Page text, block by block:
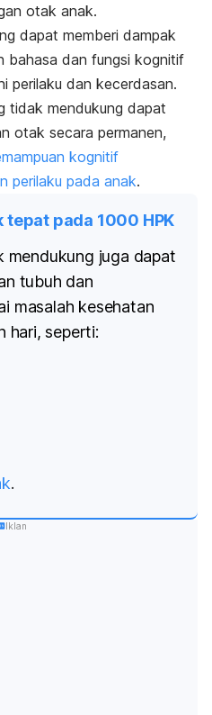
otak anak.
dapat memberi dampak
bahasa dan fungsi kognitif
perilaku dan kecerdasan.
tidak mendukung dapat
otak secara permanen,
kognitif
perilaku pada anak.
tepat pada 1000 HPK
mendukung juga dapat
tubuh dan
masalah kesehatan
hari, seperti:
.
Iklan